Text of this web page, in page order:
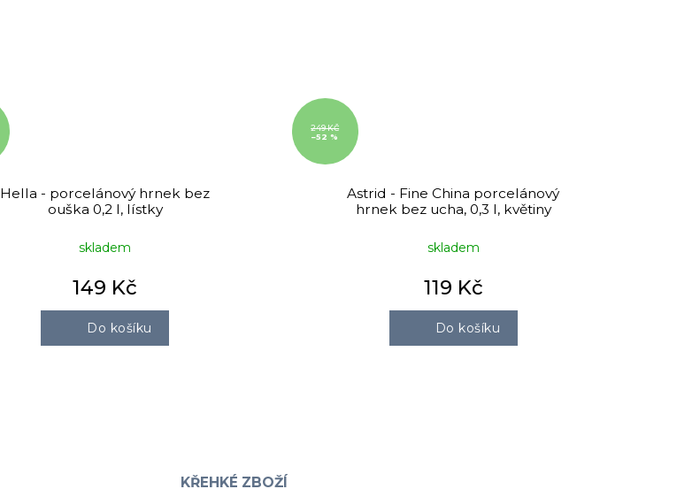
Hella - porcelánový hrnek bez
ouška 0,2 l, lístky
skladem
149 Kč
Do košíku
249 KČ
–52 %
Astrid - Fine China porcelánový
hrnek bez ucha, 0,3 l, květiny
skladem
119 Kč
Do košíku
KŘEHKÉ ZBOŽÍ